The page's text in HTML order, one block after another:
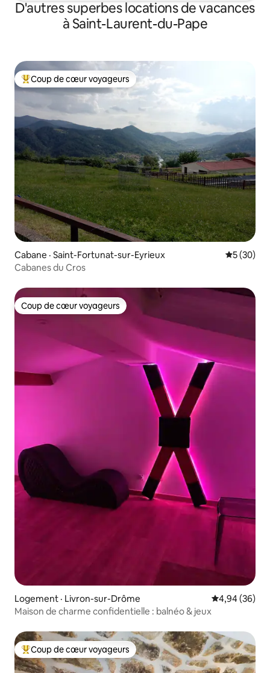
D'autres superbes locations de vacances
à Saint-Laurent-du-Pape
Coup de cœur voyageurs parmi les plus aimés
Coup de cœur voyageurs
Cabane · Saint-Fortunat-sur-Eyrieux Note
5 (30)
Cabanes du Cros
Coup de cœur voyageurs
Coup de cœur voyageurs
Logement · Livron-sur-Drôme Note
4,94 (36)
Maison de charme confidentielle : balnéo & jeux
Coup de cœur voyageurs parmi les plus aimés
Coup de cœur voyageurs